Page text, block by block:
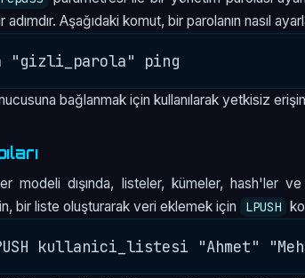
Aşağıdaki komut, bir parolanın nasıl
bağlanmak için kullanılarak yetkisiz
modeli dışında, listeler, kümeler, hash'ler
bir liste oluşturarak veri eklemek için
LPUSH